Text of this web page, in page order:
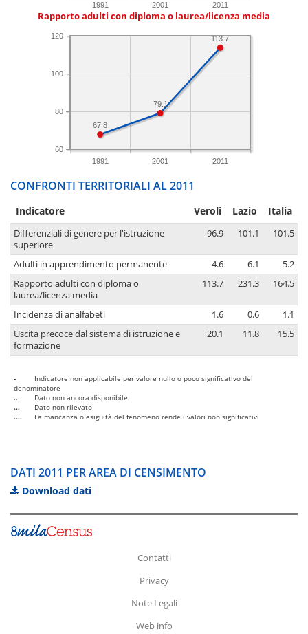
1991 2001 2011
Rapporto adulti con diploma o laurea/licenza media
1991 2001 2011
60
80
100
120 113.7
79.1
67.8
CONFRONTI TERRITORIALI AL 2011
Indicatore Veroli Lazio Italia
Differenziali di genere per l'istruzione
superiore
96.9 101.1 101.5
Adulti in apprendimento permanente 4.6 6.1
5.2
Rapporto adulti con diploma o
laurea/licenza media
113.7 231.3 164.5
Incidenza di analfabeti 1.6 0.6
1.1
Uscita precoce dal sistema di istruzione e
formazione
20.1 11.8 15.5
-
Indicatore non applicabile per valore nullo o poco significativo del
denominatore
..
Dato non ancora disponibile
...
Dato non rilevato
....
La mancanza o esiguità del fenomeno rende i valori non significativi
DATI 2011 PER AREA DI CENSIMENTO
Download dati
Contatti
Privacy
Note Legali
Web info